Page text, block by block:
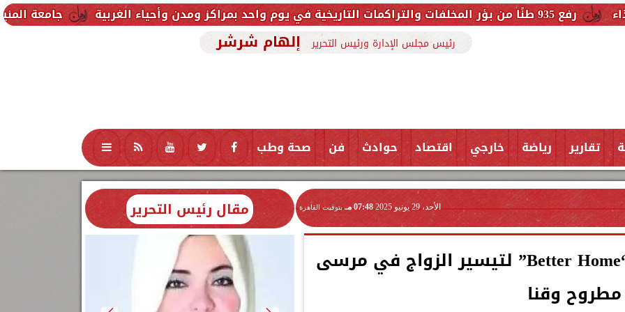
جامعة المنيا تواصل
رئيس مجلس الإدارة ورئيس التحرير إلهام شرشر
تقارير رياضة خارجي اقتصاد حوادث فن صحة وطب تكنولوجيا منوعات محافظات
الأحد، 29 يونيو 2025 07:48 مـ بتوقيت القاهرة
إل جي مصر تطلق مبادرة “Better Home” لتيسير الزواج في مرسى
مطروح وقنا
مقال رئيس التحرير